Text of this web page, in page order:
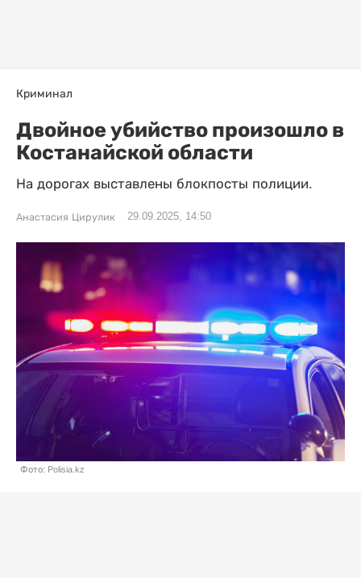
Криминал
Двойное убийство произошло в
Костанайской области
На дорогах выставлены блокпосты полиции.
Анастасия Цирулик 29.09.2025, 14:50
Фото: Polisia.kz